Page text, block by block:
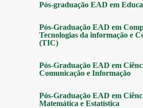
Pós-graduação EAD em
Pós-Graduação EAD em
Tecnologias da informação e
(TIC)
Pós-Graduação EAD em
Comunicação e Informação
Pós-Graduação EAD em
Matemática e Estatística